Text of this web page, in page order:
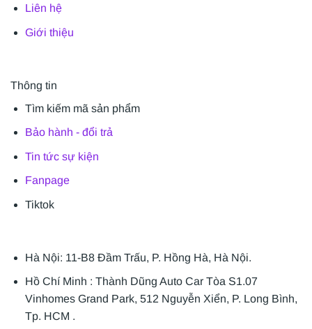
Liên hệ
Giới thiệu
Thông tin
Tìm kiếm mã sản phẩm
Bảo hành - đổi trả
Tin tức sự kiện
Fanpage
Tiktok
Hà Nội: 11-B8 Đầm Trấu, P. Hồng Hà, Hà Nội.
Hồ Chí Minh : Thành Dũng Auto Car Tòa S1.07
Vinhomes Grand Park, 512 Nguyễn Xiển, P. Long Bình,
Tp. HCM .